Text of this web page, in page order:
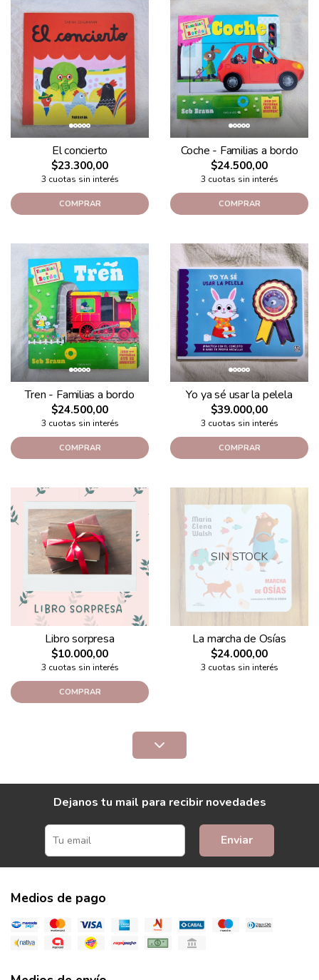
El concierto
$23.300,00
3 cuotas sin interés
COMPRAR
Coche - Familias a bordo
$24.500,00
3 cuotas sin interés
COMPRAR
Tren - Familias a bordo
$24.500,00
3 cuotas sin interés
COMPRAR
Yo ya sé usar la pelela
$39.000,00
3 cuotas sin interés
COMPRAR
Libro sorpresa
$10.000,00
3 cuotas sin interés
COMPRAR
SIN STOCK
La marcha de Osías
$24.000,00
3 cuotas sin interés
Dejanos tu mail para recibir novedades
Enviar
Medios de pago